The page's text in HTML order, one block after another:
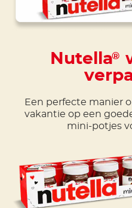
Nutella®
Een perfecte manier
vakantie op een
mini-potjes